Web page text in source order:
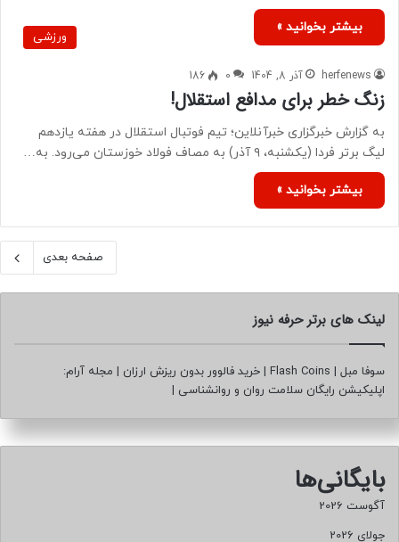
بیشتر بخوانید »
ورزشی
herfenews آذر 8, 1404 0
186
زنگ خطر برای مدافع استقلال!
به گزارش خبرگزاری خبرآنلاین؛ تیم فوتبال استقلال در هفته یازدهم
لیگ برتر فردا (یکشنبه، ۹ آذر) به مصاف فولاد خوزستان می‌رود. به…
بیشتر بخوانید »
صفحه بعدی
لینک های برتر حرفه نیوز
سوفا مبل |
Flash Coins
| خرید فالوور بدون ریزش ارزان | مجله آرام:
اپلیکیشن رایگان سلامت روان و روانشناسی |
بایگانی‌ها
آگوست 2026
جولای 2026